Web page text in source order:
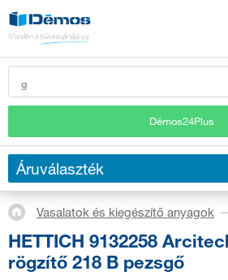
Démos24Plus
Áruválaszték
Vasalatok és kiegészítő anyagok
HETTICH 9132258
rögzítő 218 B pezsgő